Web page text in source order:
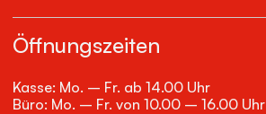
Öffnungszeiten
Kasse: Mo. – Fr. ab 14.00 Uhr
Büro: Mo. – Fr. von 10.00 – 16.00 Uhr